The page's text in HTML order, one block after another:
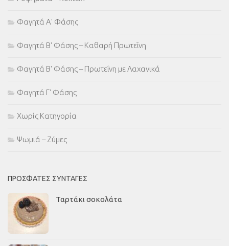
Φαγητά Α' Φάσης
Φαγητά Β' Φάσης – Καθαρή Πρωτεΐνη
Φαγητά Β' Φάσης – Πρωτεΐνη με Λαχανικά
Φαγητά Γ' Φάσης
Χωρίς Κατηγορία
Ψωμιά – Ζύμες
ΠΡΌΣΦΑΤΕΣ ΣΥΝΤΑΓΈΣ
Ταρτάκι σοκολάτα